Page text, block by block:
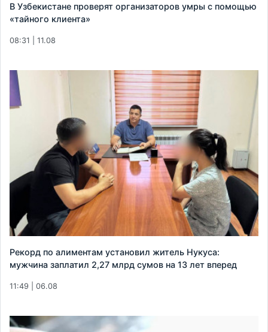
В Узбекистане проверят организаторов умры с помощью
«тайного клиента»
08:31 | 11.08
Рекорд по алиментам установил житель Нукуса:
мужчина заплатил 2,27 млрд сумов на 13 лет вперед
11:49 | 06.08